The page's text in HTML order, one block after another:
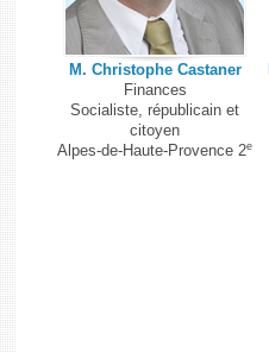
M. Christophe Castaner
Finances
Socialiste, républicain et
citoyen
Alpes-de-Haute-Provence 2e